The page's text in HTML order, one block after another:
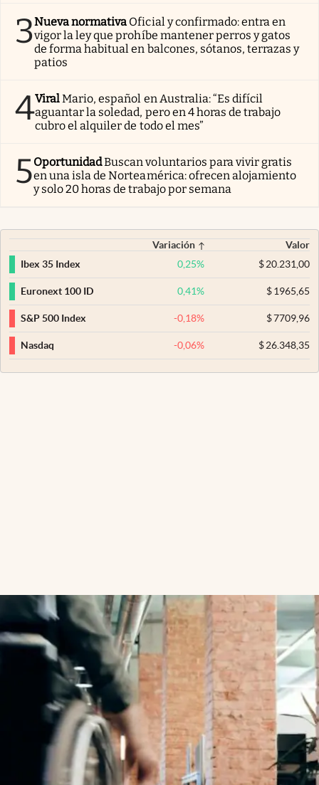
3Nueva normativa Oficial y confirmado: entra en
vigor la ley que prohíbe mantener perros y gatos
de forma habitual en balcones, sótanos, terrazas y
patios
4ViralMario, español en Australia: “Es difícil
aguantar la soledad, pero en 4 horas de trabajo
cubro el alquiler de todo el mes”
5OportunidadBuscan voluntarios para vivir gratis
en una isla de Norteamérica: ofrecen alojamiento
y solo 20 horas de trabajo por semana
Variación
Valor
Ibex 35 Index
0,25% $20.231,00
Euronext 100 ID 0,41% $1965,65
S&P 500 Index -0,18% $7709,96
Nasdaq -0,06% $26.348,35